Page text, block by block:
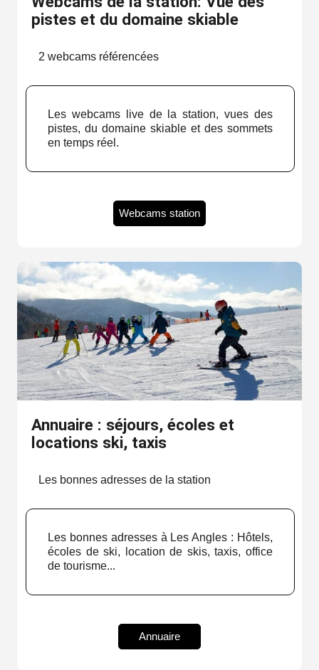
pistes et du domaine skiable
2 webcams référencées
Les webcams live de la station, vues des
pistes, du domaine skiable et des sommets
en temps réel.
Webcams station
Annuaire : séjours, écoles et
locations ski, taxis
Les bonnes adresses de la station
Les bonnes adresses à Les Angles : Hôtels,
écoles de ski, location de skis, taxis, office
de tourisme...
Annuaire